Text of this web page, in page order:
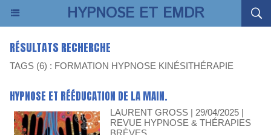
HYPNOSE ET EMDR
RÉSULTATS RECHERCHE
TAGS (6) : FORMATION HYPNOSE KINÉSITHÉRAPIE
HYPNOSE ET RÉÉDUCATION DE LA MAIN.
LAURENT GROSS | 29/04/2025 |
REVUE HYPNOSE & THÉRAPIES
BRÈVES